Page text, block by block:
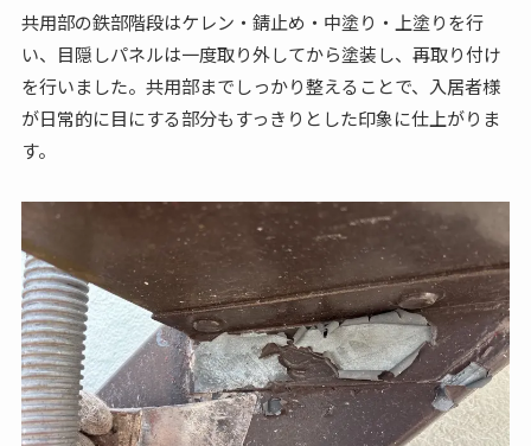
共用部の鉄部階段はケレン・錆止め・中塗り・上塗りを行
い、目隠しパネルは一度取り外してから塗装し、再取り付け
を行いました。共用部までしっかり整えることで、入居者様
が日常的に目にする部分もすっきりとした印象に仕上がりま
す。